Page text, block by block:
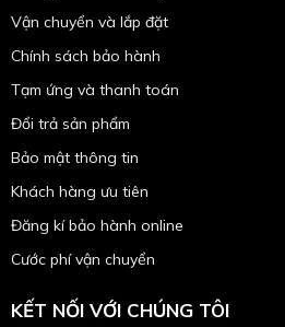
Vận chuyển và lắp đặt
Chính sách bảo hành
Tạm ứng và thanh toán
Đổi trả sản phẩm
Bảo mật thông tin
Khách hàng ưu tiên
Đăng kí bảo hành online
Cước phí vận chuyển
KẾT NỐI VỚI CHÚNG TÔI